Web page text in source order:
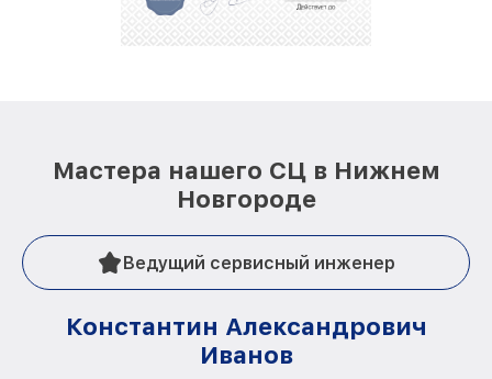
Мастера нашего СЦ в Нижнем
Новгороде
Ведущий сервисный инженер
Константин Александрович
Иванов